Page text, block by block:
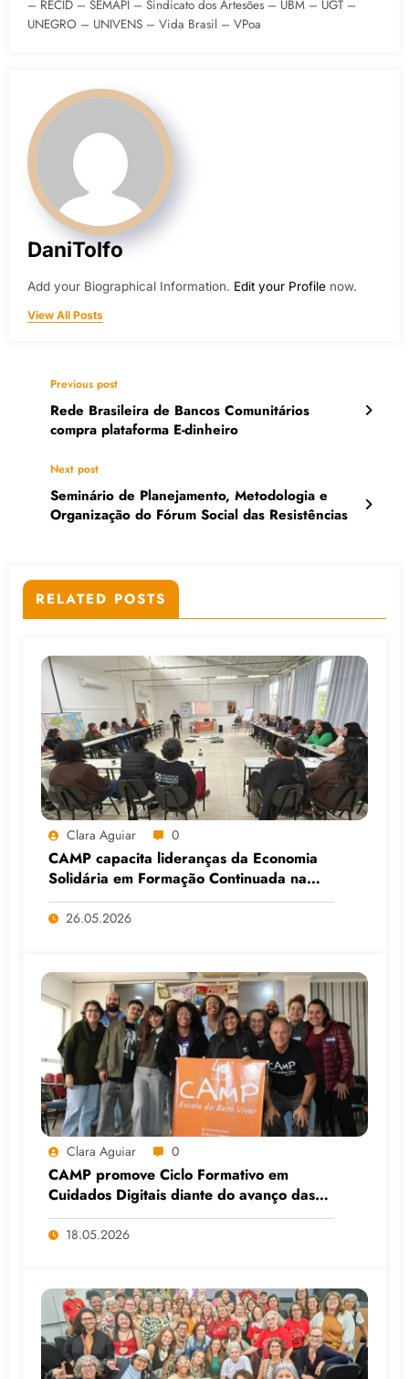
– RECID – SEMAPI – Sindicato dos Artesões – UBM – UGT –
UNEGRO – UNIVENS – Vida Brasil – VPoa
DaniTolfo
Add your Biographical Information. Edit your Profile now.
View All Posts
Previous post
Rede Brasileira de Bancos Comunitários
compra plataforma E-dinheiro
Next post
Seminário de Planejamento, Metodologia e
Organização do Fórum Social das Resistências
RELATED POSTS
Clara Aguiar 0
CAMP capacita lideranças da Economia
Solidária em Formação Continuada na
Faculdade do Assentamento do MST, em
Viamão (RS)
26.05.2026
Clara Aguiar 0
CAMP promove Ciclo Formativo em
Cuidados Digitais diante do avanço das
Big Techs e da IA
18.05.2026